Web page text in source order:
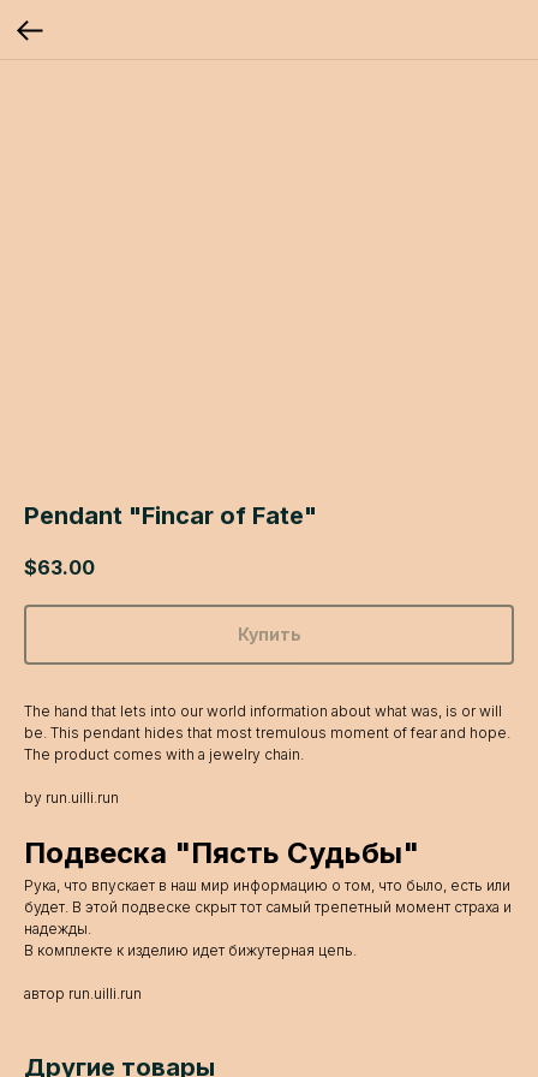
Pendant "Fincar of Fate"
$63.00
Купить
The hand that lets into our world information about what was, is or will
be. This pendant hides that most tremulous moment of fear and hope.
The product comes with a jewelry chain.
by run.uilli.run
Подвеска "Пясть Судьбы"
Рука, что впускает в наш мир информацию о том, что было, есть или
будет. В этой подвеске скрыт тот самый трепетный момент страха и
надежды.
В комплекте к изделию идет бижутерная цепь.
автор run.uilli.run
Другие товары